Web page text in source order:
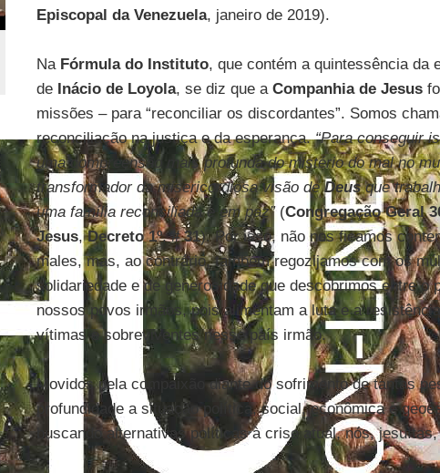
Episcopal da Venezuela, janeiro de 2019).
NaFórmula do Instituto, que contém a quintessência da
de Inácio de Loyola, se diz que a Companhia de Jesus
missões – para “reconciliar os discordantes”. Somos
reconciliação na justiça e da esperança.“Para conseguir
uma compreensão mais profunda do mistério do mal no
transformador da misericordiosa visão deDeusque
uma família reconciliada e em paz”(Congregação Geral
Jesus,Decreto 1º,# 31). Por isso, não nos ficamos
males, mas, ao contrário, também regozijamos com os
solidariedade e de generosidade que descobrimos entre o
nossos povos irmãos, pois alimentam a luta e a
vítimas e sobreviventes nesse país irmão.
Movidos pela compaixão diante do sofrimento de tantas
profundidade a situação política, social, econômica e
buscando alternativas políticas à crise atual, nós,